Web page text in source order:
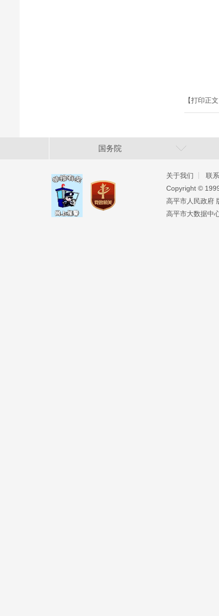
【打印正
国务院
关于我们
联
Copyright ©️
高平市人民政府
高平市大数据